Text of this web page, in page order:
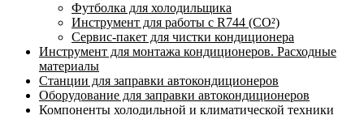
Футболка для холодильщика
Инструмент для работы с R744 (CO²)
Сервис-пакет для чистки кондиционера
Инструмент для монтажа кондиционеров. Расходные
материалы
Станции для заправки автокондиционеров
Оборудование для заправки автокондиционеров
Компоненты холодильной и климатической техники